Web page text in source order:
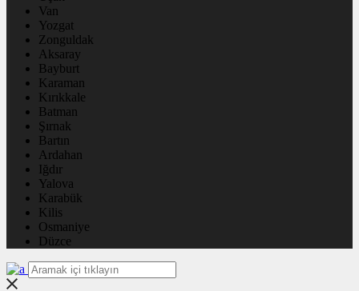
Van
Yozgat
Zonguldak
Aksaray
Bayburt
Karaman
Kırıkkale
Batman
Şırnak
Bartın
Ardahan
Iğdır
Yalova
Karabük
Kilis
Osmaniye
Düzce